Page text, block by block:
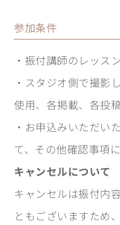
参加条件
・振付講師のレッス
・スタジオ側で撮影
使用、各掲載、各投
・お申込みいただい
て、その他確認事項
キャンセルについて
キャンセルは振付内
ともございますため